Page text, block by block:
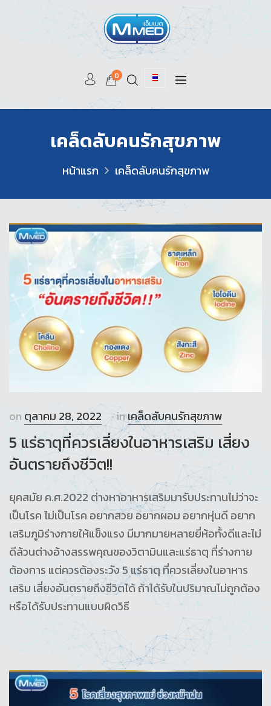
0
เคล็ดลับคนรักสุขภาพ
หน้าแรก เคล็ดลับคนรักสุขภาพ
on ตุลาคม 28, 2022 inเคล็ดลับคนรักสุขภาพ
5 แร่ธาตุที่ควรเลี่ยงในอาหารเสริม เสี่ยง
อันตรายถึงชีวิต!!
ยุคสมัย ค.ศ.2022 ต่างหาอาหารเสริมมารับประทานไม่ว่าจะ
เป็นโรค ไม่เป็นโรค อยากสวย อยากผอม อยากหุ่นดี อยาก
เสริมภูมิร่างกายให้แข็งแรง มีมากมายหลายยี่ห้อทั้งดีและไม่
ดีล้วนต่างอ้างสรรพคุณของวิตามินและแร่ธาตุ ที่ร่างกาย
ต้องการ แต่ควรต้องระวัง 5 แร่ธาตุ ที่ควรเลี่ยงในอาหาร
เสริม เสี่ยงอันตรายถึงชีวิตได้ ถ้าได้รับในปริมาณไม่ถูกต้อง
หรือได้รับประทานแบบผิดวิธี